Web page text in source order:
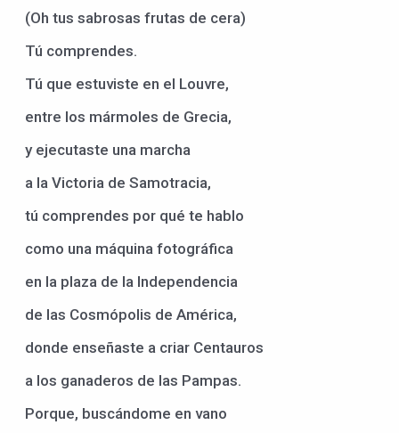
(Oh tus sabrosas frutas de cera)
Tú comprendes.
Tú que estuviste en el Louvre,
entre los mármoles de Grecia,
y ejecutaste una marcha
a la Victoria de Samotracia,
tú comprendes por qué te hablo
como una máquina fotográfica
en la plaza de la Independencia
de las Cosmópolis de América,
donde enseñaste a criar Centauros
a los ganaderos de las Pampas.
Porque, buscándome en vano